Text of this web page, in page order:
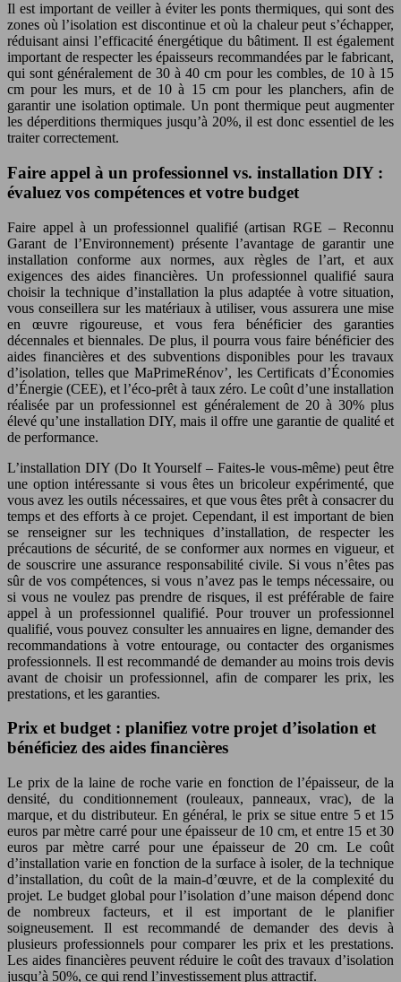
Il est important de veiller à éviter les ponts thermiques, qui sont des
zones où l’isolation est discontinue et où la chaleur peut s’échapper,
réduisant ainsi l’efficacité énergétique du bâtiment. Il est également
important de respecter les épaisseurs recommandées par le fabricant,
qui sont généralement de 30 à 40 cm pour les combles, de 10 à 15
cm pour les murs, et de 10 à 15 cm pour les planchers, afin de
garantir une isolation optimale. Un pont thermique peut augmenter
les déperditions thermiques jusqu’à 20%, il est donc essentiel de les
traiter correctement.
Faire appel à un professionnel vs. installation DIY :
évaluez vos compétences et votre budget
Faire appel à un professionnel qualifié (artisan RGE – Reconnu
Garant de l’Environnement) présente l’avantage de garantir une
installation conforme aux normes, aux règles de l’art, et aux
exigences des aides financières. Un professionnel qualifié saura
choisir la technique d’installation la plus adaptée à votre situation,
vous conseillera sur les matériaux à utiliser, vous assurera une mise
en œuvre rigoureuse, et vous fera bénéficier des garanties
décennales et biennales. De plus, il pourra vous faire bénéficier des
aides financières et des subventions disponibles pour les travaux
d’isolation, telles que MaPrimeRénov’, les Certificats d’Économies
d’Énergie (CEE), et l’éco-prêt à taux zéro. Le coût d’une installation
réalisée par un professionnel est généralement de 20 à 30% plus
élevé qu’une installation DIY, mais il offre une garantie de qualité et
de performance.
L’installation DIY (Do It Yourself – Faites-le vous-même) peut être
une option intéressante si vous êtes un bricoleur expérimenté, que
vous avez les outils nécessaires, et que vous êtes prêt à consacrer du
temps et des efforts à ce projet. Cependant, il est important de bien
se renseigner sur les techniques d’installation, de respecter les
précautions de sécurité, de se conformer aux normes en vigueur, et
de souscrire une assurance responsabilité civile. Si vous n’êtes pas
sûr de vos compétences, si vous n’avez pas le temps nécessaire, ou
si vous ne voulez pas prendre de risques, il est préférable de faire
appel à un professionnel qualifié. Pour trouver un professionnel
qualifié, vous pouvez consulter les annuaires en ligne, demander des
recommandations à votre entourage, ou contacter des organismes
professionnels. Il est recommandé de demander au moins trois devis
avant de choisir un professionnel, afin de comparer les prix, les
prestations, et les garanties.
Prix et budget : planifiez votre projet d’isolation et
bénéficiez des aides financières
Le prix de la laine de roche varie en fonction de l’épaisseur, de la
densité, du conditionnement (rouleaux, panneaux, vrac), de la
marque, et du distributeur. En général, le prix se situe entre 5 et 15
euros par mètre carré pour une épaisseur de 10 cm, et entre 15 et 30
euros par mètre carré pour une épaisseur de 20 cm. Le coût
d’installation varie en fonction de la surface à isoler, de la technique
d’installation, du coût de la main-d’œuvre, et de la complexité du
projet. Le budget global pour l’isolation d’une maison dépend donc
de nombreux facteurs, et il est important de le planifier
soigneusement. Il est recommandé de demander des devis à
plusieurs professionnels pour comparer les prix et les prestations.
Les aides financières peuvent réduire le coût des travaux d’isolation
jusqu’à 50%, ce qui rend l’investissement plus attractif.